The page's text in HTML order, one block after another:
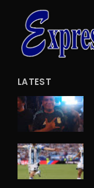
LATEST